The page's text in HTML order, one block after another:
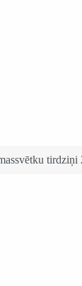
un
tirdziņi